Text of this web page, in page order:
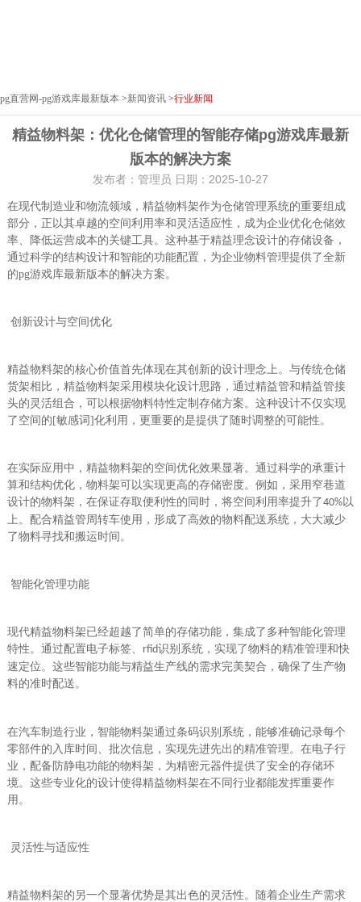
pg直营网-pg游戏库最新版本 >新闻资讯 >行业新闻
精益物料架：优化仓储管理的智能存储pg游戏库最新
版本的解决方案
发布者：管理员 日期：2025-10-27
在现代制造业和物流领域，精益物料架作为仓储管理系统的重要组成
部分，正以其卓越的空间利用率和灵活适应性，成为企业优化仓储效
率、降低运营成本的关键工具。这种基于精益理念设计的存储设备，
通过科学的结构设计和智能的功能配置，为企业物料管理提供了全新
的pg游戏库最新版本的解决方案。
创新设计与空间优化
精益物料架的核心价值首先体现在其创新的设计理念上。与传统仓储
货架相比，精益物料架采用模块化设计思路，通过精益管和精益管接
头的灵活组合，可以根据物料特性定制存储方案。这种设计不仅实现
了空间的[敏感词]化利用，更重要的是提供了随时调整的可能性。
在实际应用中，精益物料架的空间优化效果显著。通过科学的承重计
算和结构优化，物料架可以实现更高的存储密度。例如，采用窄巷道
设计的物料架，在保证存取便利性的同时，将空间利用率提升了40%以
上。配合精益管周转车使用，形成了高效的物料配送系统，大大减少
了物料寻找和搬运时间。
智能化管理功能
现代精益物料架已经超越了简单的存储功能，集成了多种智能化管理
特性。通过配置电子标签、 rfid识别系统，实现了物料的精准管理和快
速定位。这些智能功能与精益生产线的需求完美契合，确保了生产物
料的准时配送。
在汽车制造行业，智能物料架通过条码识别系统，能够准确记录每个
零部件的入库时间、批次信息，实现先进先出的精准管理。在电子行
业，配备防静电功能的物料架，为精密元器件提供了安全的存储环
境。这些专业化的设计使得精益物料架在不同行业都能发挥重要作
用。
灵活性与适应性
精益物料架的另一个显著优势是其出色的灵活性。随着企业生产需求